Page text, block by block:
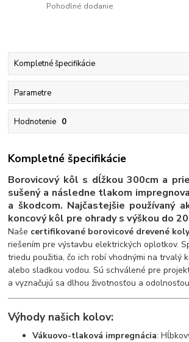
Pohodlné dodanie
Kompletné špecifikácie
Parametre
Hodnotenie 0
Kompletné špecifikácie
Borovicový kôl s dĺžkou 300cm a
sušený a následne tlakom
a škodcom. Najčastejšie používaný
koncový kôl pre ohrady s výškou do
Naše certifikované borovicové drevené
riešením pre výstavbu elektrických oplotkov.
triedu použitia, čo ich robí vhodnými na trvalý
alebo sladkou vodou. Sú schválené pre
a vyznačujú sa dlhou životnosťou a
Výhody našich kolov:
Vákuovo-tlaková impregnácia: